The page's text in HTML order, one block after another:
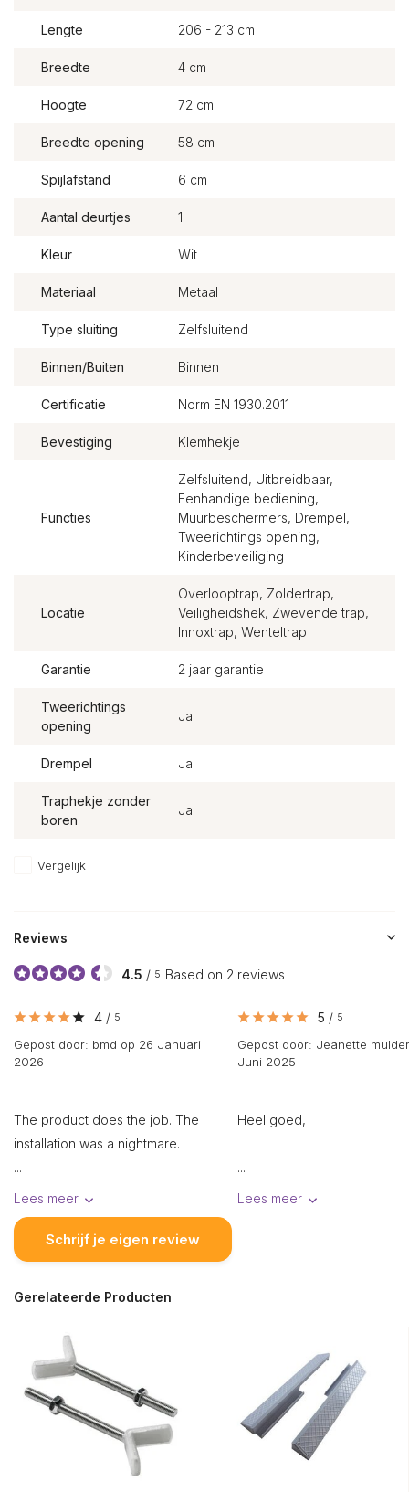
Lengte 206 - 213 cm
Breedte 4 cm
Hoogte 72 cm
Breedte opening 58 cm
Spijlafstand 6 cm
Aantal deurtjes 1
Kleur Wit
Materiaal Metaal
Type sluiting Zelfsluitend
Binnen/Buiten Binnen
Certificatie Norm EN 1930.2011
Bevestiging Klemhekje
Functies
Zelfsluitend, Uitbreidbaar,
Eenhandige bediening,
Muurbeschermers, Drempel,
Tweerichtings opening,
Kinderbeveiliging
Locatie
Overlooptrap, Zoldertrap,
Veiligheidshek, Zwevende trap,
Innoxtrap, Wenteltrap
Garantie 2 jaar garantie
Tweerichtings
opening
Ja
Drempel Ja
Traphekje zonder
boren
Ja
Vergelijk
Reviews
4.5 / 5 Based on 2 reviews
4 / 5
Gepost door: bmd op 26 Januari
2026
The product does the job. The
installation was a nightmare.
...
Lees meer
5 / 5
Gepost door: Jeanette mulder
Juni 2025
Heel goed,
...
Lees meer
Schrijf je eigen review
Gerelateerde Producten